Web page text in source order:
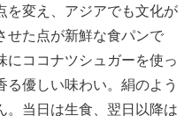
を変え、アジアでも文化が
せた点が新鮮な食パンで
ココナツシュガーを使っ
優しい味わい。絹のよう
。当日は生食、翌日以降は